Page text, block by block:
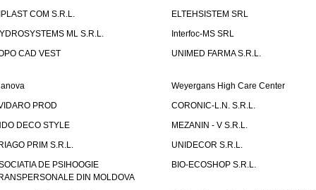
COM S.R.L.
ELTEHSISTEM SRL
ML S.R.L.
Interfoc-MS SRL
CAD VEST
UNIMED FARMA S.R.L.
Weyergans High Care Center
PROD
CORONIC-L.N. S.R.L.
DECO STYLE
MEZANIN - V S.R.L.
PRIM S.R.L.
UNIDECOR S.R.L.
DE PSIHOOGIE
DIN MOLDOVA
BIO-ECOSHOP S.R.L.